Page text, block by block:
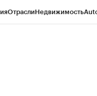
ОтраслиНедвижимость